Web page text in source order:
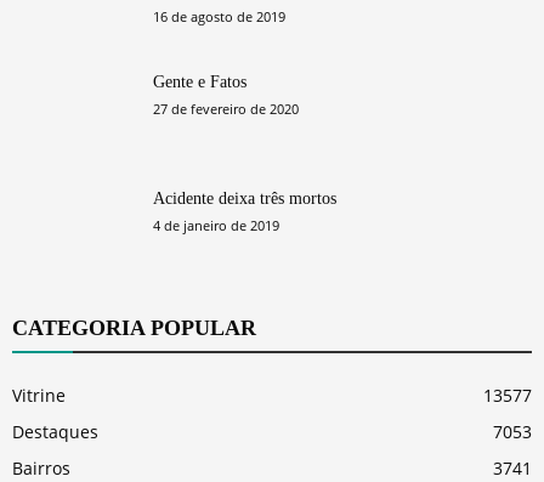
16 de agosto de 2019
Gente e Fatos
27 de fevereiro de 2020
Acidente deixa três mortos
4 de janeiro de 2019
CATEGORIA POPULAR
Vitrine
13577
Destaques
7053
Bairros
3741